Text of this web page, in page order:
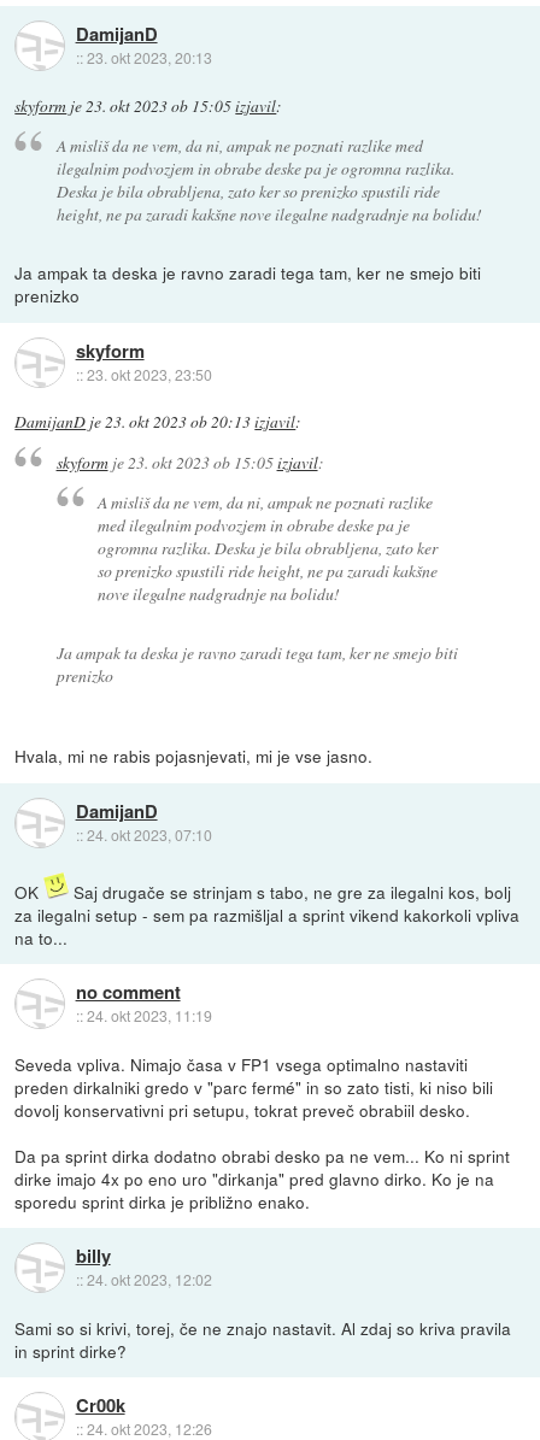
DamijanD
::23. okt 2023, 20:13
skyform je23. okt 2023 ob 15:05izjavil:
A misliš da ne vem, da ni, ampak ne poznati razlike med
ilegalnim podvozjem in obrabe deske pa je ogromna razlika.
Deska je bila obrabljena, zato ker so prenizko spustili ride
height, ne pa zaradi kakšne nove ilegalne nadgradnje na bolidu!
Ja ampak ta deska je ravno zaradi tega tam, ker ne smejo biti
prenizko
skyform
::23. okt 2023, 23:50
DamijanD je23. okt 2023 ob 20:13izjavil:
skyformje23. okt 2023 ob 15:05izjavil:
A misliš da ne vem, da ni, ampak ne poznati razlike
med ilegalnim podvozjem in obrabe deske pa je
ogromna razlika. Deska je bila obrabljena, zato ker
so prenizko spustili ride height, ne pa zaradi kakšne
nove ilegalne nadgradnje na bolidu!
Ja ampak ta deska je ravno zaradi tega tam, ker ne smejo biti
prenizko
Hvala, mi ne rabis pojasnjevati, mi je vse jasno.
DamijanD
::24. okt 2023, 07:10
OK
Saj drugače se strinjam s tabo, ne gre za ilegalni kos, bolj
za ilegalni setup - sem pa razmišljal a sprint vikend kakorkoli vpliva
na to...
no comment
::24. okt 2023, 11:19
Seveda vpliva. Nimajo časa v FP1 vsega optimalno nastaviti
preden dirkalniki gredo v "parc fermé" in so zato tisti, ki niso bili
dovolj konservativni pri setupu, tokrat preveč obrabiil desko.
Da pa sprint dirka dodatno obrabi desko pa ne vem... Ko ni sprint
dirke imajo 4x po eno uro "dirkanja" pred glavno dirko. Ko je na
sporedu sprint dirka je približno enako.
billy
::24. okt 2023, 12:02
Sami so si krivi, torej, če ne znajo nastavit. Al zdaj so kriva pravila
in sprint dirke?
Cr00k
::24. okt 2023, 12:26